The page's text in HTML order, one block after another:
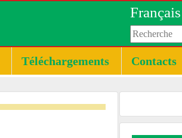
Français
Téléchargements Contacts